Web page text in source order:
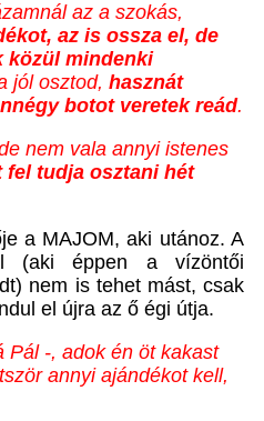
az a szokás,
az is ossza el, de
közül mindenki
jól osztod, hasznát
botot veretek reád.
nem vala annyi istenes
fel tudja osztani hét
a MAJOM, aki utánoz. A
(aki éppen a vízöntői
nem is tehet mást, csak
el újra az ő égi útja.
Pál -, adok én öt kakast
annyi ajándékot kell,